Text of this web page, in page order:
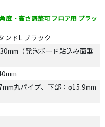
度・高さ調整可 フロア用 ブラッ
ンドL ブラック
（発泡ボード貼込み面垂
丸パイプ、下部：φ15.9mm